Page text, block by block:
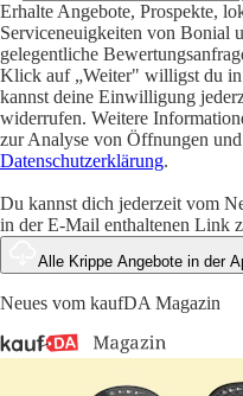
Erhalte Angebote, Prospekte,
Serviceneuigkeiten von Bonial
gelegentliche
Klick auf „Weiter" willigst du
kannst deine Einwilligung
widerrufen. Weitere
zur Analyse von Öffnungen
Datenschutzerklärung.
Du kannst dich jederzeit vom
in der E-Mail enthaltenen Link
Alle Krippe Angebote in der
Neues vom kaufDA Magazin